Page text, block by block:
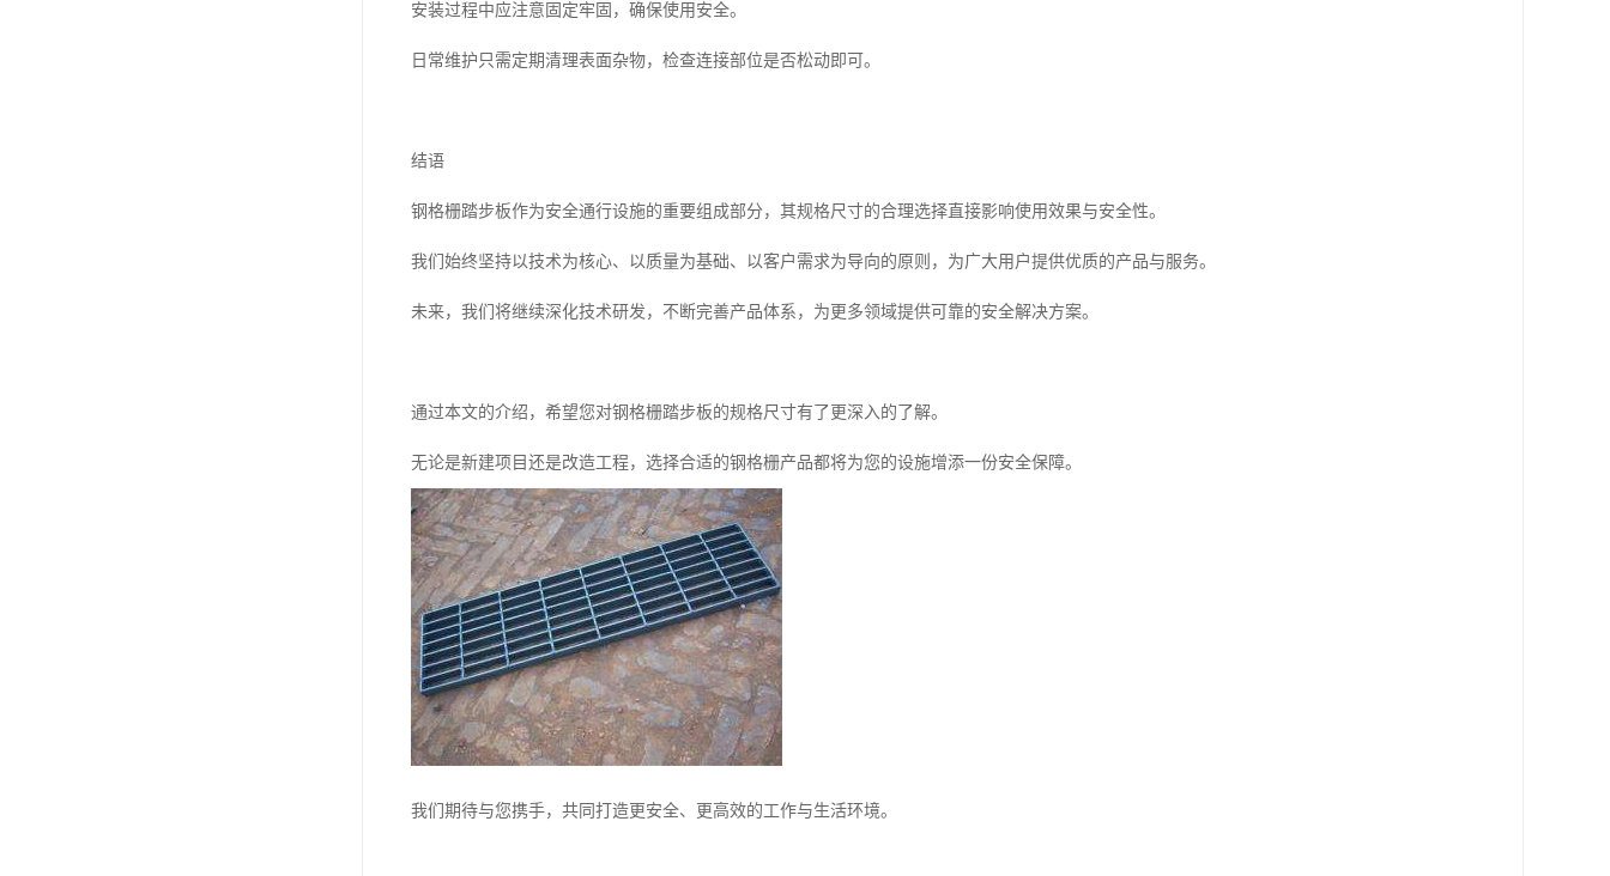
安装过程中应注意固定牢固，确保使用安全。
日常维护只需定期清理表面杂物，检查连接部位是否松动即可。
结语
钢格栅踏步板作为安全通行设施的重要组成部分，其规格尺寸的合理选择直接影响使用效果与安全性。
我们始终坚持以技术为核心、以质量为基础、以客户需求为导向的原则，为广大用户提供优质的产品与服务。
未来，我们将继续深化技术研发，不断完善产品体系，为更多领域提供可靠的安全解决方案。
通过本文的介绍，希望您对钢格栅踏步板的规格尺寸有了更深入的了解。
无论是新建项目还是改造工程，选择合适的钢格栅产品都将为您的设施增添一份安全保障。
我们期待与您携手，共同打造更安全、更高效的工作与生活环境。